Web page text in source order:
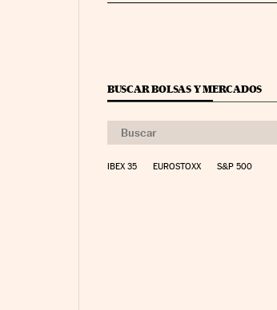
BUSCAR BOLSAS Y MERCADOS
IBEX 35 EUROSTOXX S&P 500